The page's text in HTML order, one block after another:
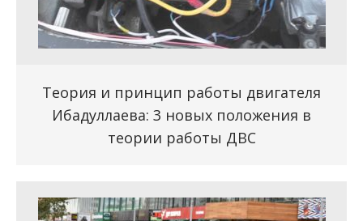
Теория и принцип работы двигателя
Ибадуллаева: 3 новых положения в
теории работы ДВС